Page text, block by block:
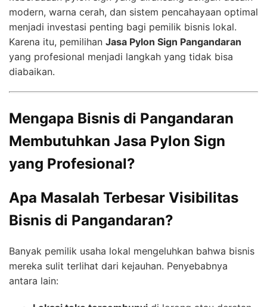
modern, warna cerah, dan sistem pencahayaan optimal
menjadi investasi penting bagi pemilik bisnis lokal.
Karena itu, pemilihan Jasa Pylon Sign Pangandaran
yang profesional menjadi langkah yang tidak bisa
diabaikan.
Mengapa Bisnis di Pangandaran
Membutuhkan Jasa Pylon Sign
yang Profesional?
Apa Masalah Terbesar Visibilitas
Bisnis di Pangandaran?
Banyak pemilik usaha lokal mengeluhkan bahwa bisnis
mereka sulit terlihat dari kejauhan. Penyebabnya
antara lain: